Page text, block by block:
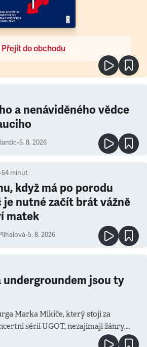
Přejít do obchodu
a nenáviděného vědce
•5. 8. 2026
•54 minut
když má po porodu
je nutné začít brát vážně
matek
•5. 8. 2026
undergroundem jsou ty
Marka Mikiče, který stojí za
sérií UGOT, nezajímají žánry,